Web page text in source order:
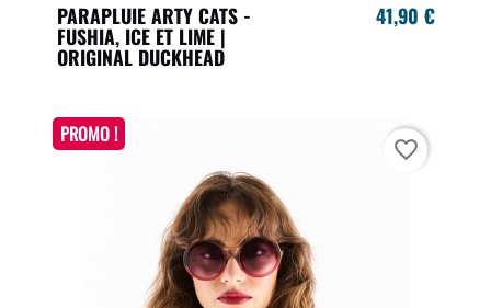
PARAPLUIE ARTY CATS -
FUSHIA, ICE ET LIME |
ORIGINAL DUCKHEAD
41,90 €
PROMO !
favorite_border